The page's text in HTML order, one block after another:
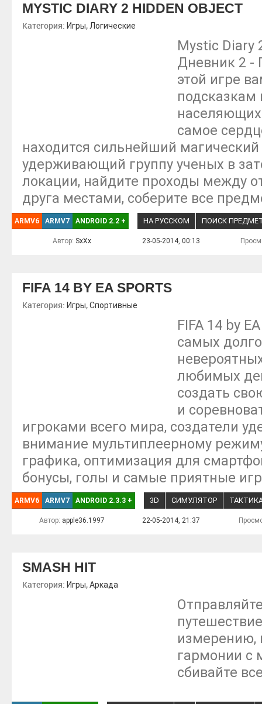
MYSTIC DIARY 2 HIDDEN OBJECT
Категория: Игры, Логические
Mystic Diary
Дневник 2 -
этой игре
подсказкам
населяющих
самое
находится сильнейший магический
удерживающий группу ученых в
локации, найдите проходы между
друга местами, соберите все
ARMV6 ARMV7 ANDROID 2.2 + НА РУССКОМ ПОИСК
Автор: SxXx 23-05-2014, 00:13
FIFA 14 BY EA SPORTS
Категория: Игры,Спортивные
FIFA 14 by
самых
любимых
создать
и
игроками всего мира, создатели
внимание мультиплеерному
графика, оптимизация для
бонусы, голы и самые приятные
ARMV6 ARMV7 ANDROID 2.3.3 + 3D СИМУЛЯТОР
Автор: apple36.1997 22-05-2014, 21:37
SMASH HIT
Категория: Игры,Аркада
измерению,
гармонии с
сбивайте